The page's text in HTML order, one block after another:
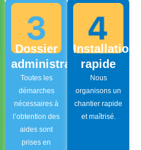
Dossier
administratif
Toutes les
démarches
nécessaires à
l’obtention des
aides sont
prises en
Installation
rapide
Nous
organisons un
chantier rapide
et maîtrisé.